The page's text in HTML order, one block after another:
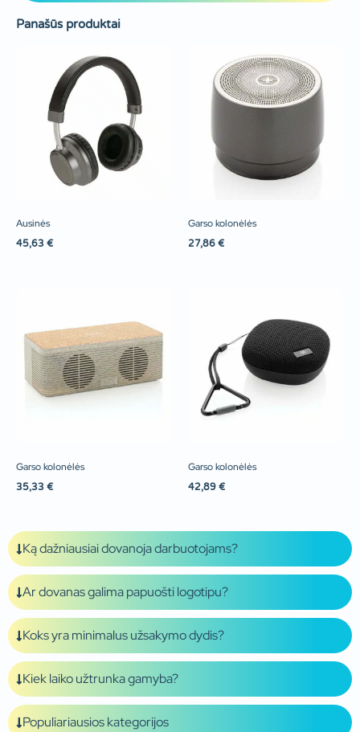
Panašūs produktai
Ausinės
45,63 €
Garso kolonėlės
27,86 €
Garso kolonėlės
35,33 €
Garso kolonėlės
42,89 €
Ką dažniausiai dovanoja darbuotojams?
Ar dovanas galima papuošti logotipu?
Koks yra minimalus užsakymo dydis?
Kiek laiko užtrunka gamyba?
Populiariausios kategorijos